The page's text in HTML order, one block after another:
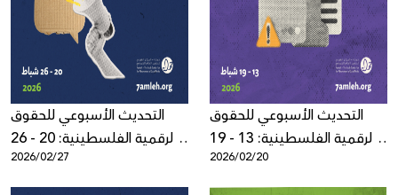
التحديث الأسبوعي للحقوق
الرقمية الفلسطينية: 20 - 26
شباط 2026
2026/02/27
التحديث الأسبوعي للحقوق
الرقمية الفلسطينية: 13 - 19
شباط 2026
2026/02/20